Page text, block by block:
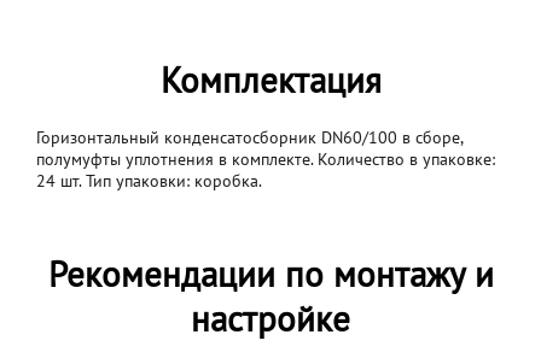
Комплектация
Горизонтальный конденсатосборник DN60/100 в сборе,
полумуфты уплотнения в комплекте. Количество в упаковке:
24 шт. Тип упаковки: коробка.
Рекомендации по монтажу и
настройке